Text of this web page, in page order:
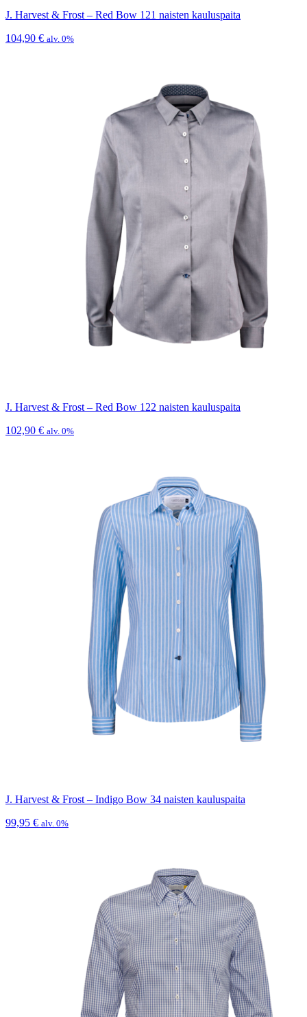
J. Harvest & Frost – Red Bow 121 naisten kauluspaita
104,90 € alv. 0%
J. Harvest & Frost – Red Bow 122 naisten kauluspaita
102,90 € alv. 0%
J. Harvest & Frost – Indigo Bow 34 naisten kauluspaita
99,95 € alv. 0%